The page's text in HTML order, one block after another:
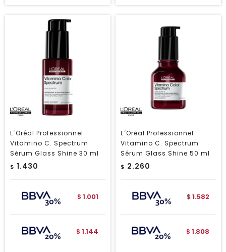
L´Oréal Professionnel
Vitamino C. Spectrum
Sérum Glass Shine 30 ml
$ 1.430
$ 1.001
$ 1.144
L´Oréal Professionnel
Vitamino C. Spectrum
Sérum Glass Shine 50 ml
$ 2.260
$ 1.582
$ 1.808